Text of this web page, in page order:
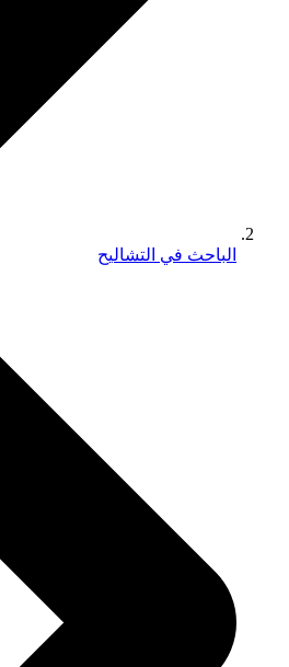
الباحث في التشاليح